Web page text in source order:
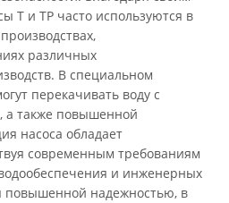
Т и ТР часто используются в
различных
В специальном
перекачивать воду с
а также повышенной
насоса обладает
современным требованиям
и инженерных
повышенной надежностью, в